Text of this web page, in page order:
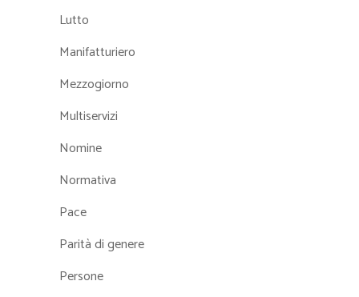
Lutto
Manifatturiero
Mezzogiorno
Multiservizi
Nomine
Normativa
Pace
Parità di genere
Persone